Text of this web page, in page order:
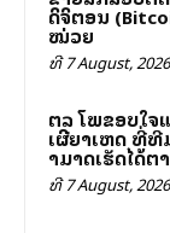
ດິຈິຕອນ
ໝ່ວຍ
ທີ 7 August, 2026
ສຕລ ໂພສຂອບ
ເຜີຍສາເຫດ ທີ່
ສາມາດເຮັດໄດ້
ທີ 7 August, 2026